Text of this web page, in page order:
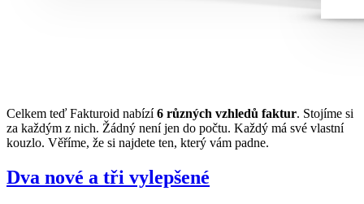
Celkem teď Fakturoid nabízí 6 různých vzhledů faktur. Stojíme si
za každým z nich. Žádný není jen do počtu. Každý má své vlastní
kouzlo. Věříme, že si najdete ten, který vám padne.
Dva nové a tři vylepšené